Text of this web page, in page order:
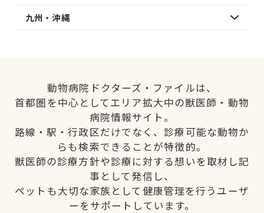
九州・沖縄
動物病院ドクターズ・ファイルは、
首都圏を中心としてエリア拡大中の獣医師・動物
病院情報サイト。
路線・駅・行政区だけでなく、診療可能な動物か
らも検索できることが特徴的。
獣医師の診療方針や診療に対する想いを取材し記
事として発信し、
ペットも大切な家族として健康管理を行うユーザ
ーをサポートしています。